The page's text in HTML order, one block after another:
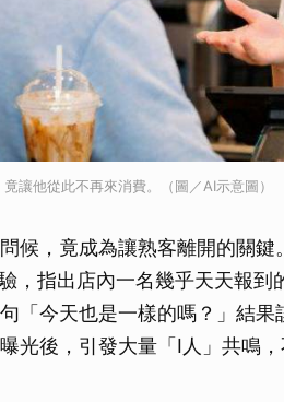
讓他從此不再來消費。（圖／AI示意圖）
候，竟成為讓熟客離開的關
，指出店內一名幾乎天天報
「今天也是一樣的嗎？」結
光後，引發大量「I人」共鳴